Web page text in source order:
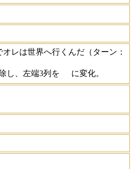
オレは世界へ行くんだ （ターン：
し、左端3列を
に変化。